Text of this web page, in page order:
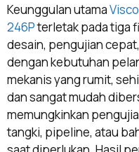
Keunggulan utama
246Pterletak pada tiga
desain, pengujian
dengan kebutuhan
mekanis yang rumit,
dan sangat mudah
memungkinkan
tangki, pipeline, atau